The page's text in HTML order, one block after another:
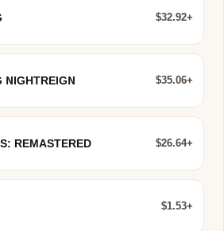
$32.92+
NIGHTREIGN $35.06+
REMASTERED $26.64+
$1.53+